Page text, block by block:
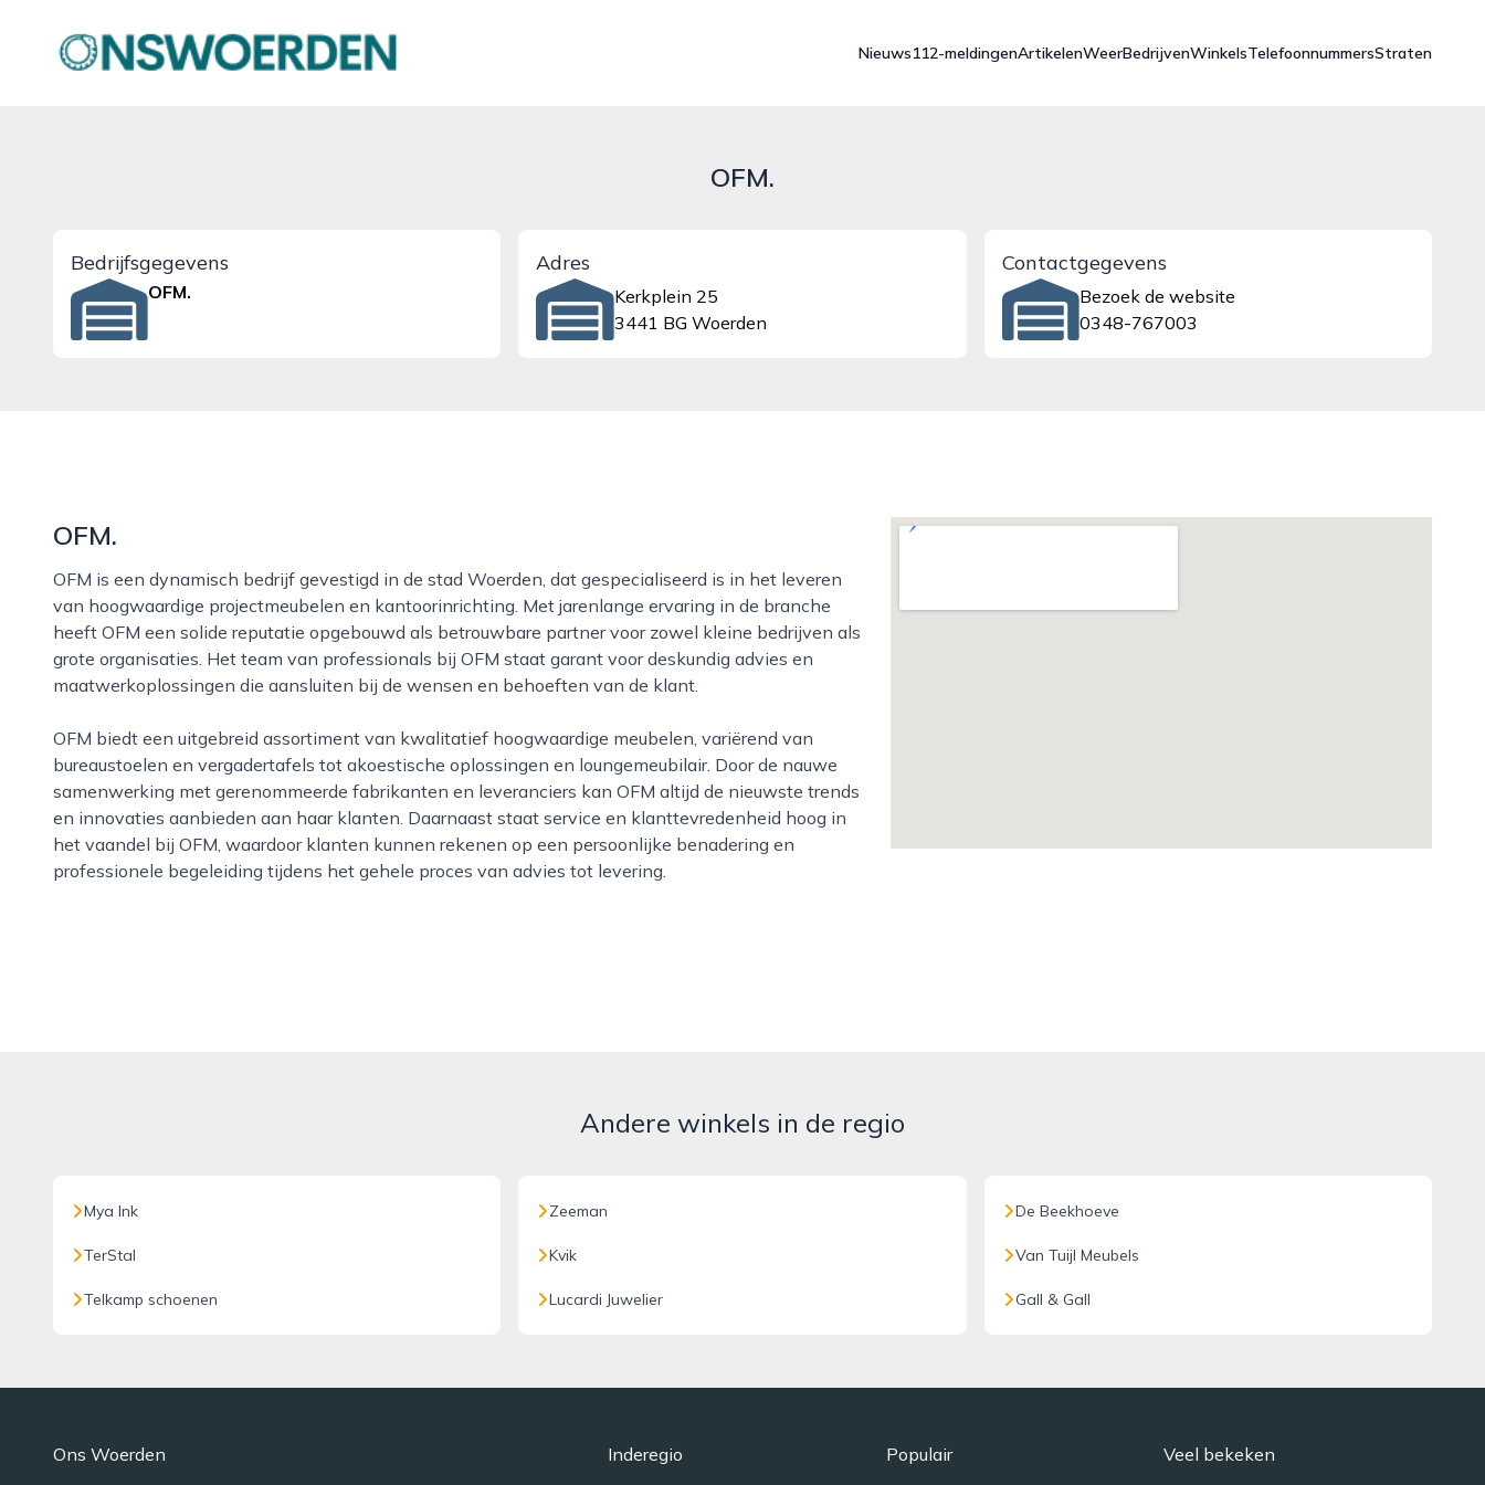
onswoerden.nl
Nieuws112-meldingenArtikelenWeerBedrijvenWinkelsTelefoonnummersStraten
OFM.
Bedrijfsgegevens
OFM.
Adres
Kerkplein 25
3441 BG Woerden
Contactgegevens
Bezoek de website
0348-767003
OFM.
OFM is een dynamisch bedrijf gevestigd in de stad Woerden, dat gespecialiseerd is in het leveren
van hoogwaardige projectmeubelen en kantoorinrichting. Met jarenlange ervaring in de branche
heeft OFM een solide reputatie opgebouwd als betrouwbare partner voor zowel kleine bedrijven als
grote organisaties. Het team van professionals bij OFM staat garant voor deskundig advies en
maatwerkoplossingen die aansluiten bij de wensen en behoeften van de klant.
OFM biedt een uitgebreid assortiment van kwalitatief hoogwaardige meubelen, variërend van
bureaustoelen en vergadertafels tot akoestische oplossingen en loungemeubilair. Door de nauwe
samenwerking met gerenommeerde fabrikanten en leveranciers kan OFM altijd de nieuwste trends
en innovaties aanbieden aan haar klanten. Daarnaast staat service en klanttevredenheid hoog in
het vaandel bij OFM, waardoor klanten kunnen rekenen op een persoonlijke benadering en
professionele begeleiding tijdens het gehele proces van advies tot levering.
Andere winkels in de regio
Mya Ink
TerStal
Telkamp schoenen
Zeeman
Kvik
Lucardi Juwelier
De Beekhoeve
Van Tuijl Meubels
Gall & Gall
Ons Woerden Inderegio Populair Veel bekeken